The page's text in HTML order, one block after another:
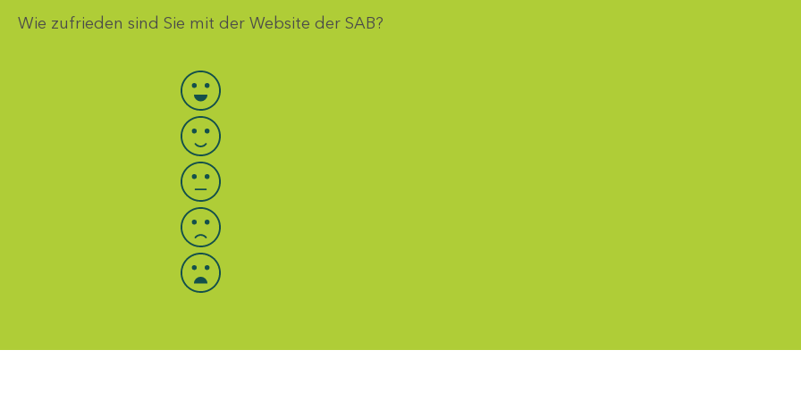
Wie zufrieden sind Sie mit der Website der SAB?
Bewertung auswählen